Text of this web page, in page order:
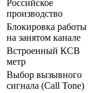
Российское
производство
Блокировка работы
на занятом канале
Встроенный КСВ
метр
Выбор вызывного
сигнала (Call Tone)